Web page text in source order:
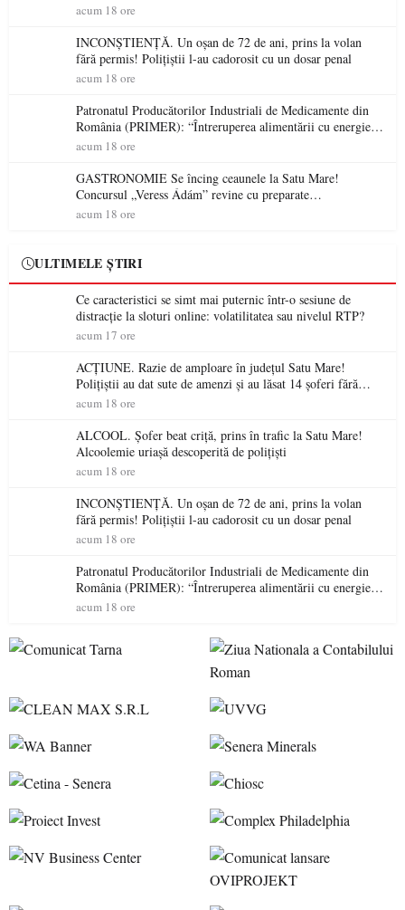
acum 18 ore
INCONȘTIENȚĂ. Un oșan de 72 de ani, prins la volan
fără permis! Polițiștii l-au cadorosit cu un dosar penal
acum 18 ore
Patronatul Producătorilor Industriali de Medicamente din
România (PRIMER): “Întreruperea alimentării cu energie
electrică a fabricilor de medicamente va pune în pericol
acum 18 ore
GASTRONOMIE Se încing ceaunele la Satu Mare!
Concursul „Veress Ádám” revine cu preparate
spectaculoase, premii și un jurat de renume
acum 18 ore
ULTIMELE ȘTIRI
Ce caracteristici se simt mai puternic într-o sesiune de
distracție la sloturi online: volatilitatea sau nivelul RTP?
acum 17 ore
ACȚIUNE. Razie de amploare în județul Satu Mare!
Polițiștii au dat sute de amenzi și au lăsat 14 șoferi fără
permis într-o singură zi
acum 18 ore
ALCOOL. Șofer beat criță, prins în trafic la Satu Mare!
Alcoolemie uriașă descoperită de polițiști
acum 18 ore
INCONȘTIENȚĂ. Un oșan de 72 de ani, prins la volan
fără permis! Polițiștii l-au cadorosit cu un dosar penal
acum 18 ore
Patronatul Producătorilor Industriali de Medicamente din
România (PRIMER): “Întreruperea alimentării cu energie
electrică a fabricilor de medicamente va pune în pericol
acum 18 ore